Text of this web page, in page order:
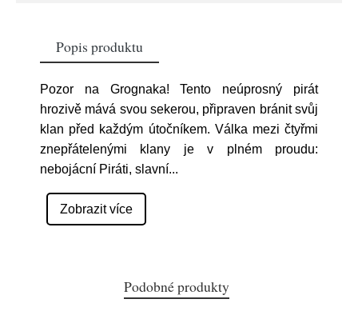
Popis produktu
Pozor na Grognaka! Tento neúprosný pirát
hrozivě mává svou sekerou, připraven bránit svůj
klan před každým útočníkem. Válka mezi čtyřmi
znepřátelenými klany je v plném proudu:
nebojácní Piráti, slavní...
Zobrazit více
Podobné produkty